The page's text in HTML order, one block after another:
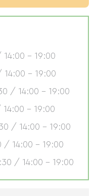
- 19:00
- 19:00
/ 14:00 - 19:00
- 19:00
/ 14:00 - 19:00
/ 14:00 - 19:00
/ 14:00 - 19:00